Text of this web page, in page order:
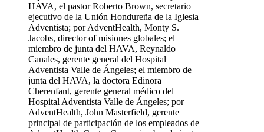
HAVA, el pastor Roberto Brown, secretario
ejecutivo de la Unión Hondureña de la Iglesia
Adventista; por AdventHealth, Monty S.
Jacobs, director of misiones globales; el
miembro de junta del HAVA, Reynaldo
Canales, gerente general del Hospital
Adventista Valle de Ángeles; el miembro de
junta del HAVA, la doctora Edinora
Cherenfant, gerente general médico del
Hospital Adventista Valle de Ángeles; por
AdventHealth, John Masterfield, gerente
principal de participación de los empleados de